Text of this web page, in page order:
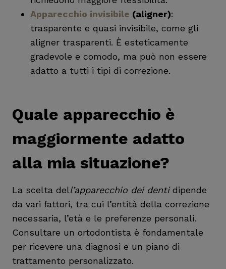
Apparecchio invisibile (aligner):
trasparente e quasi invisibile, come gli
aligner trasparenti. È esteticamente
gradevole e comodo, ma può non essere
adatto a tutti i tipi di correzione.
Quale apparecchio è
maggiormente adatto
alla mia situazione?
La scelta dell’apparecchio dei dentidipende
da vari fattori, tra cui l’entità della correzione
necessaria, l’età e le preferenze personali.
Consultare un ortodontista è fondamentale
per ricevere una diagnosi e un piano di
trattamento personalizzato.